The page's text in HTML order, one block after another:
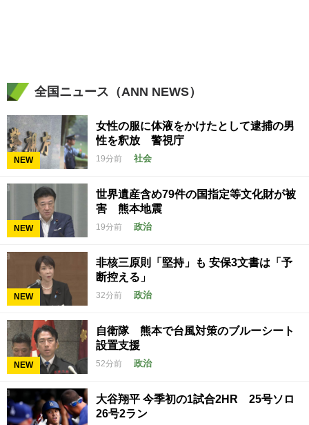
全国ニュース（ANN NEWS）
NEW
女性の服に体液をかけたとして逮捕の男
性を釈放 警視庁
19分前 社会
NEW
世界遺産含め79件の国指定等文化財が被
害 熊本地震
19分前 政治
NEW
非核三原則「堅持」も 安保3文書は「予
断控える」
32分前 政治
NEW
自衛隊 熊本で台風対策のブルーシート
設置支援
52分前 政治
大谷翔平 今季初の1試合2HR 25号ソロ
26号2ラン